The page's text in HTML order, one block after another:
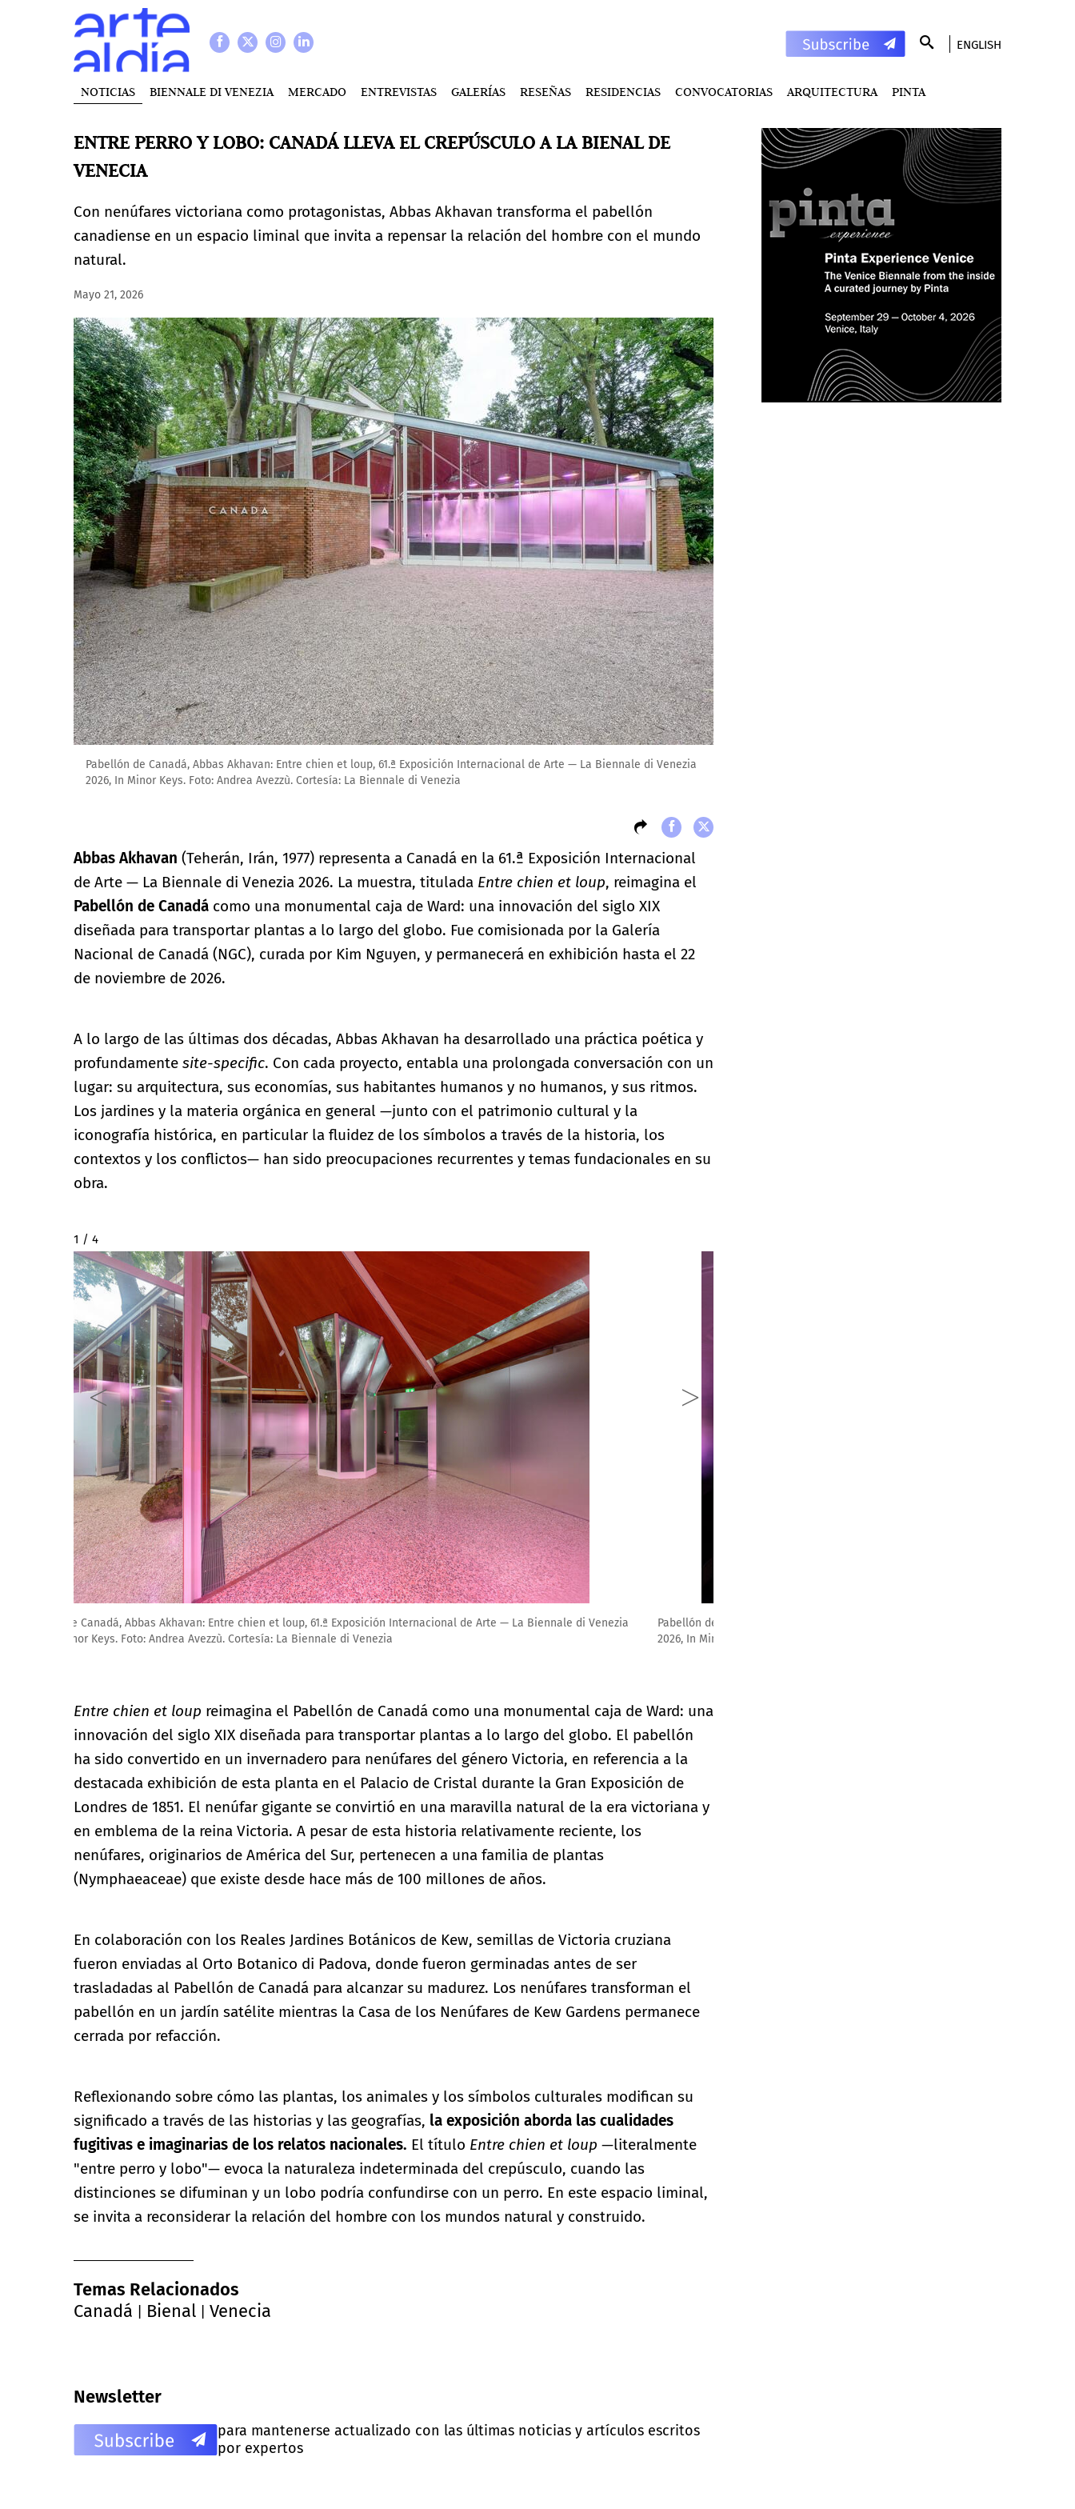
ENGLISH
NOTICIAS BIENNALE DI VENEZIA MERCADO ENTREVISTAS GALERÍAS RESEÑAS RESIDENCIAS CONVOCATORIAS ARQUITECTURA PINTA
ENTRE PERRO Y LOBO: CANADÁ LLEVA EL CREPÚSCULO A LA BIENAL DE
VENECIA
Con nenúfares victoriana como protagonistas, Abbas Akhavan transforma el pabellón
canadiense en un espacio liminal que invita a repensar la relación del hombre con el mundo
natural.
Mayo 21, 2026
Pabellón de Canadá, Abbas Akhavan: Entre chien et loup, 61.ª Exposición Internacional de Arte — La Biennale di Venezia
2026, In Minor Keys. Foto: Andrea Avezzù. Cortesía: La Biennale di Venezia
Abbas Akhavan (Teherán, Irán, 1977) representa a Canadá en la 61.ª Exposición Internacional
de Arte — La Biennale di Venezia 2026. La muestra, titulada Entre chien et loup, reimagina el
Pabellón de Canadá como una monumental caja de Ward: una innovación del siglo XIX
diseñada para transportar plantas a lo largo del globo. Fue comisionada por la Galería
Nacional de Canadá (NGC), curada por Kim Nguyen, y permanecerá en exhibición hasta el 22
de noviembre de 2026.
A lo largo de las últimas dos décadas, Abbas Akhavan ha desarrollado una práctica poética y
profundamente site-specific. Con cada proyecto, entabla una prolongada conversación con un
lugar: su arquitectura, sus economías, sus habitantes humanos y no humanos, y sus ritmos.
Los jardines y la materia orgánica en general —junto con el patrimonio cultural y la
iconografía histórica, en particular la fluidez de los símbolos a través de la historia, los
contextos y los conflictos— han sido preocupaciones recurrentes y temas fundacionales en su
obra.
2 / 4
Pabellón de Canadá, Abbas Akhavan: Entre chien et loup, 61.ª Exposición Internacional de Arte — La Biennale di Venezia
2026, In Minor Keys. Foto: Andrea Avezzù. Cortesía: La Biennale di Venezia
Entre chien et loup reimagina el Pabellón de Canadá como una monumental caja de Ward: una
innovación del siglo XIX diseñada para transportar plantas a lo largo del globo. El pabellón
ha sido convertido en un invernadero para nenúfares del género Victoria, en referencia a la
destacada exhibición de esta planta en el Palacio de Cristal durante la Gran Exposición de
Londres de 1851. El nenúfar gigante se convirtió en una maravilla natural de la era victoriana y
en emblema de la reina Victoria. A pesar de esta historia relativamente reciente, los
nenúfares, originarios de América del Sur, pertenecen a una familia de plantas
(Nymphaeaceae) que existe desde hace más de 100 millones de años.
En colaboración con los Reales Jardines Botánicos de Kew, semillas de Victoria cruziana
fueron enviadas al Orto Botanico di Padova, donde fueron germinadas antes de ser
trasladadas al Pabellón de Canadá para alcanzar su madurez. Los nenúfares transforman el
pabellón en un jardín satélite mientras la Casa de los Nenúfares de Kew Gardens permanece
cerrada por refacción.
Reflexionando sobre cómo las plantas, los animales y los símbolos culturales modifican su
significado a través de las historias y las geografías, la exposición aborda las cualidades
fugitivas e imaginarias de los relatos nacionales. El título Entre chien et loup —literalmente
"entre perro y lobo"— evoca la naturaleza indeterminada del crepúsculo, cuando las
distinciones se difuminan y un lobo podría confundirse con un perro. En este espacio liminal,
se invita a reconsiderar la relación del hombre con los mundos natural y construido.
Temas Relacionados
Canadá
Bienal Venecia
Newsletter
para mantenerse actualizado con las últimas noticias y artículos escritos
por expertos